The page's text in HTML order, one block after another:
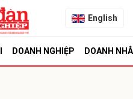
English
DOANH NGHIỆP DOANH